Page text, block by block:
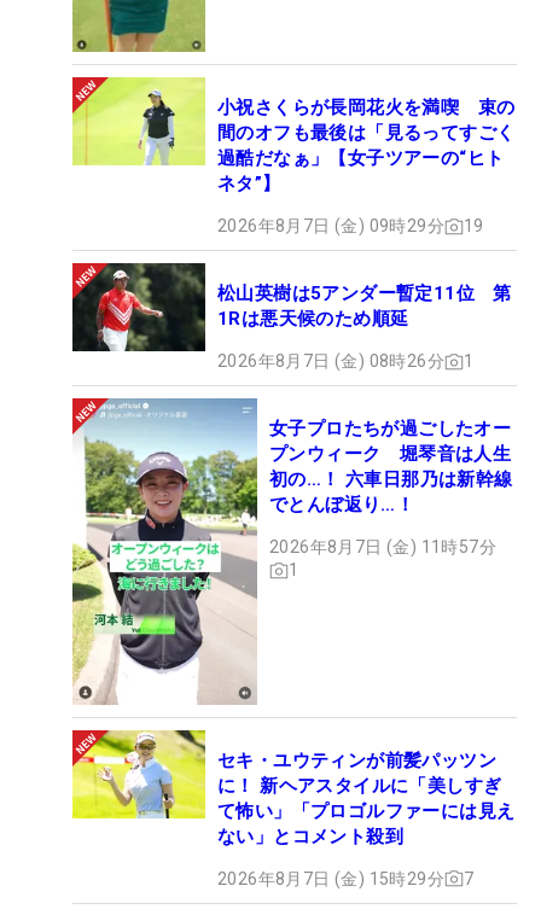
小祝さくらが長岡花火を満喫 束の
間のオフも最後は「見るってすごく
過酷だなぁ」【女子ツアーの“ヒト
ネタ”】
2026年8月7日 (金) 09時29分 19
松山英樹は5アンダー暫定11位 第
1Rは悪天候のため順延
2026年8月7日 (金) 08時26分 1
女子プロたちが過ごしたオー
プンウィーク 堀琴音は人生
初の…！ 六車日那乃は新幹線
でとんぼ返り…！
2026年8月7日 (金) 11時57分
1
セキ・ユウティンが前髪パッツン
に！ 新ヘアスタイルに「美しすぎ
て怖い」「プロゴルファーには見え
ない」とコメント殺到
2026年8月7日 (金) 15時29分 7